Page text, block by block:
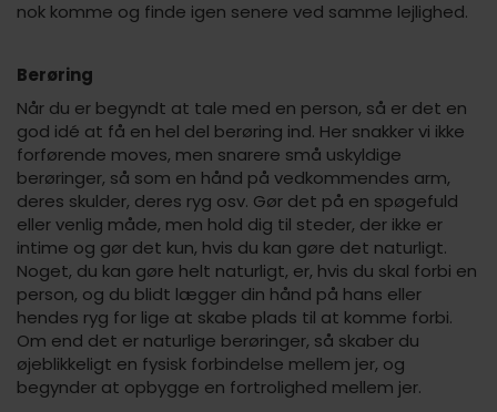
nok komme og finde igen senere ved samme lejlighed.
Berøring
Når du er begyndt at tale med en person, så er det en
god idé at få en hel del berøring ind. Her snakker vi ikke
forførende moves, men snarere små uskyldige
berøringer, så som en hånd på vedkommendes arm,
deres skulder, deres ryg osv. Gør det på en spøgefuld
eller venlig måde, men hold dig til steder, der ikke er
intime og gør det kun, hvis du kan gøre det naturligt.
Noget, du kan gøre helt naturligt, er, hvis du skal forbi en
person, og du blidt lægger din hånd på hans eller
hendes ryg for lige at skabe plads til at komme forbi.
Om end det er naturlige berøringer, så skaber du
øjeblikkeligt en fysisk forbindelse mellem jer, og
begynder at opbygge en fortrolighed mellem jer.